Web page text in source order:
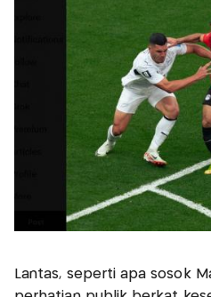
Lantas, seperti apa sosok